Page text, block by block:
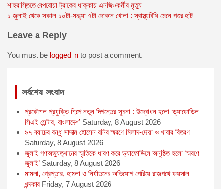
c
e
o
s
s
g
a
i
a
t
A
p
i
t
r
Post
navigation
শাহরাস্তিতে বেপরোয়া ট্রাকের ধাক্কায় এনজিওকর্মীর মৃত্যু
১ জুলাই থেকে সকাল ১০টা-সন্ধ্যা ৭টা দোকান খোলা : স্বাস্থ্যবিধি মেনে পশুর হাট
Leave a Reply
You must be logged in to post a comment.
সর্বশেষ সংবাদ
প্রকৌশল প্রযুক্তি শিল্পে নতুন দিগন্তের সূচনা : উদ্বোধন হলো ‘ড্যাফোডিল
সিএই সেন্টার, বাংলাদেশ’ Saturday, 8 August 2026
৯৭ ব্যাচের বন্ধু সাদ্দাম হোসেন রনির স্মরণে মিলাদ-দোয়া ও খাবার বিতরণ
Saturday, 8 August 2026
জুলাই গণঅভ্যুত্থানের স্মৃতিকে ধারণ করে ড্যাফোডিলে অনুষ্ঠিত হলো ‘স্মরণে
জুলাই’ Saturday, 8 August 2026
মামলা, গ্রেপ্তার, হামলা ও নির্যাতনের অভিযোগ পেরিয়ে রাজপথে ফয়সাল
খন্দকার Friday, 7 August 2026